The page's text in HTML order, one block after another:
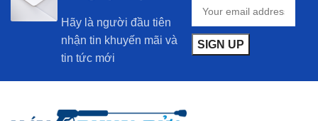
Hãy là người đầu tiên
nhận tin khuyến mãi và
tin tức mới